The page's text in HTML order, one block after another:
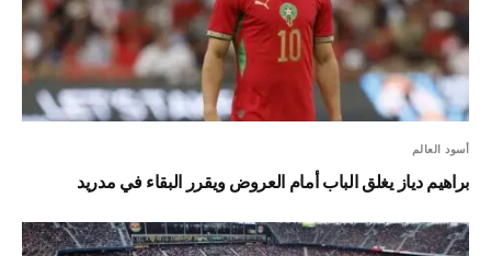
أسود العالم
براهيم دياز يغلق الباب أمام العروض ويقرر البقاء في مدريد